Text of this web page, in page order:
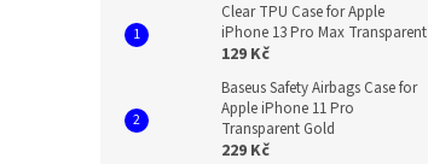
Clear TPU Case for Apple
iPhone 13 Pro Max Transparent
129 Kč
Baseus Safety Airbags Case for
Apple iPhone 11 Pro
Transparent Gold
229 Kč